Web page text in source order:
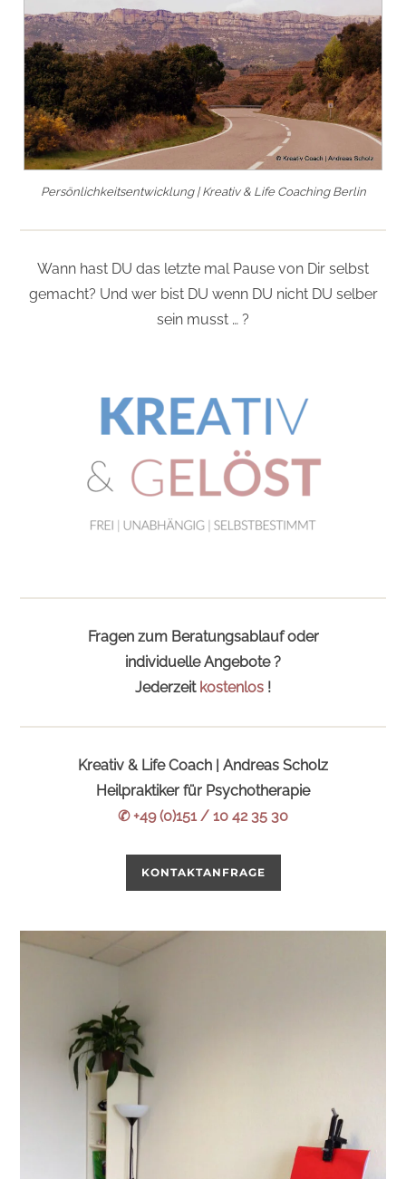
Persönlichkeitsentwicklung | Kreativ & Life Coaching Berlin
Wann hast DU das letzte mal Pause von Dir selbst
gemacht? Und wer bist DU wenn DU nicht DU selber
sein musst … ?
Fragen zum Beratungsablauf oder
individuelle Angebote ?
Jederzeit kostenlos !
Kreativ & Life Coach | Andreas Scholz
Heilpraktiker für Psychotherapie
✆ +49 (0)151 / 10 42 35 30
KONTAKTANFRAGE